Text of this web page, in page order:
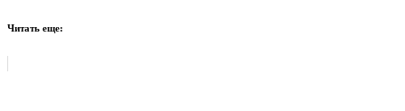
Читать еще: